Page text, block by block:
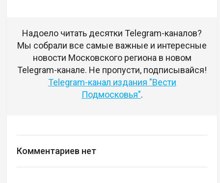
Надоело читать десятки Telegram-каналов?
Мы собрали все самые важные и интересные
новости Московского региона в новом
Telegram-канале. Не пропусти, подписывайся!
Telegram-канал издания "Вести
Подмосковья".
Комментариев нет